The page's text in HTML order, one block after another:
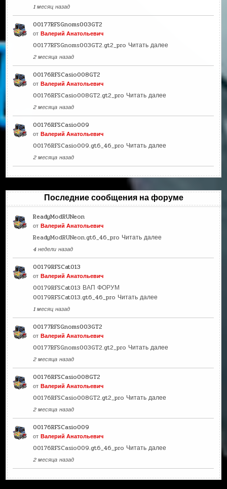
1 месяц назад
00177RFSGnoms003GT2
отВалерий Анатольевич
00177RFSGnoms003GT2.gt2_pro Читать далее
2 месяца назад
00176RFSCasio008GT2
отВалерий Анатольевич
00176RFSCasio008GT2.gt2_pro Читать далее
2 месяца назад
00176RFSCasio009
отВалерий Анатольевич
00176RFSCasio009.gt6_46_pro Читать далее
2 месяца назад
Последние сообщения на форуме
ReadyModRUNeon
отВалерий Анатольевич
ReadyModRUNeon.gt6_46_pro Читать далее
4 недели назад
00179RFSCat013
отВалерий Анатольевич
00179RFSCat013 ВАП ФОРУМ
00179RFSCat013.gt6_46_pro Читать далее
1 месяц назад
00177RFSGnoms003GT2
отВалерий Анатольевич
00177RFSGnoms003GT2.gt2_pro Читать далее
2 месяца назад
00176RFSCasio008GT2
отВалерий Анатольевич
00176RFSCasio008GT2.gt2_pro Читать далее
2 месяца назад
00176RFSCasio009
отВалерий Анатольевич
00176RFSCasio009.gt6_46_pro Читать далее
2 месяца назад